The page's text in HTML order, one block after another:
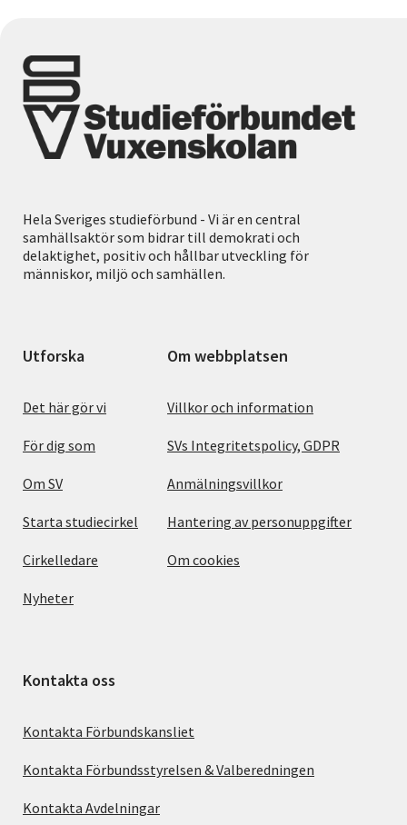
Hela Sveriges studieförbund - Vi är en central
samhällsaktör som bidrar till demokrati och
delaktighet, positiv och hållbar utveckling för
människor, miljö och samhällen.
Utforska
Det här gör vi
För dig som
Om SV
Starta studiecirkel
Cirkelledare
Nyheter
Om webbplatsen
Villkor och information
SVs Integritetspolicy, GDPR
Anmälningsvillkor
Hantering av personuppgifter
Om cookies
Kontakta oss
Kontakta Förbundskansliet
Kontakta Förbundsstyrelsen & Valberedningen
Kontakta Avdelningar